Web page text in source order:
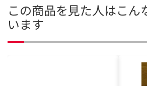
この商品を見た人はこん
います